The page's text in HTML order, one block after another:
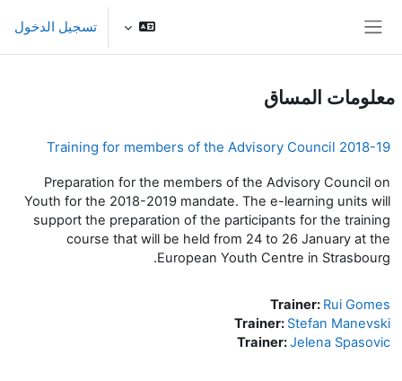
تسجيل الدخول
معلومات المساق
Training for members of the Advisory Council 2018-19
Preparation for the members of the Advisory Council on
Youth for the 2018-2019 mandate. The e-learning units will
support the preparation of the participants for the training
course that will be held from 24 to 26 January at the
European Youth Centre in Strasbourg.
Trainer: Rui Gomes
Trainer: Stefan Manevski
Trainer:Jelena Spasovic